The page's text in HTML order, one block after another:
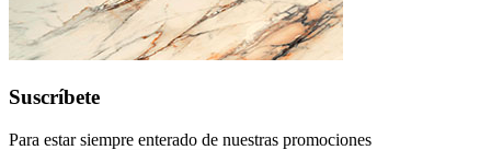
Suscríbete
Para estar siempre enterado de nuestras promociones